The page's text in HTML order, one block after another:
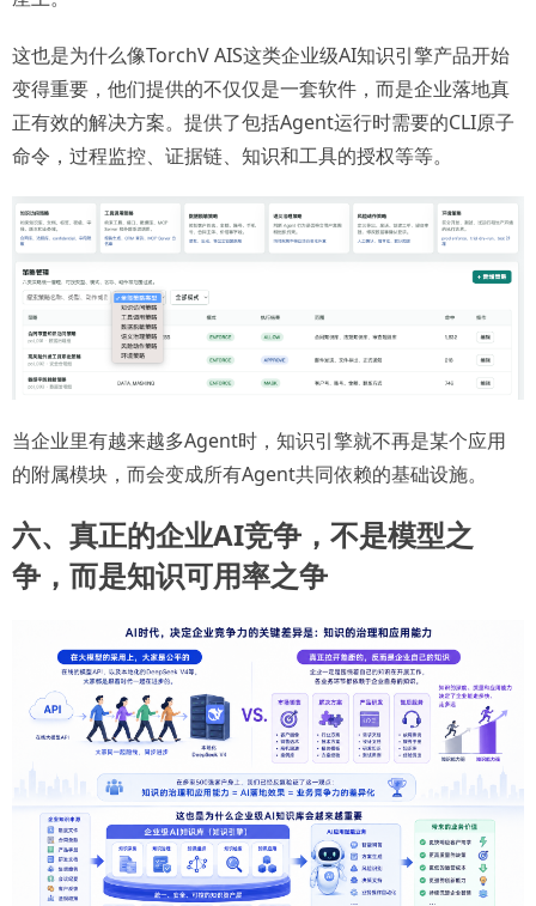
这也是为什么像TorchV AIS这类企业级AI知识引擎产品开始
变得重要，他们提供的不仅仅是一套软件，而是企业落地真
正有效的解决方案。提供了包括Agent运行时需要的CLI原子
命令，过程监控、证据链、知识和工具的授权等等。
当企业里有越来越多Agent时，知识引擎就不再是某个应用
的附属模块，而会变成所有Agent共同依赖的基础设施。
六、真正的企业AI竞争，不是模型之
争，而是知识可用率之争